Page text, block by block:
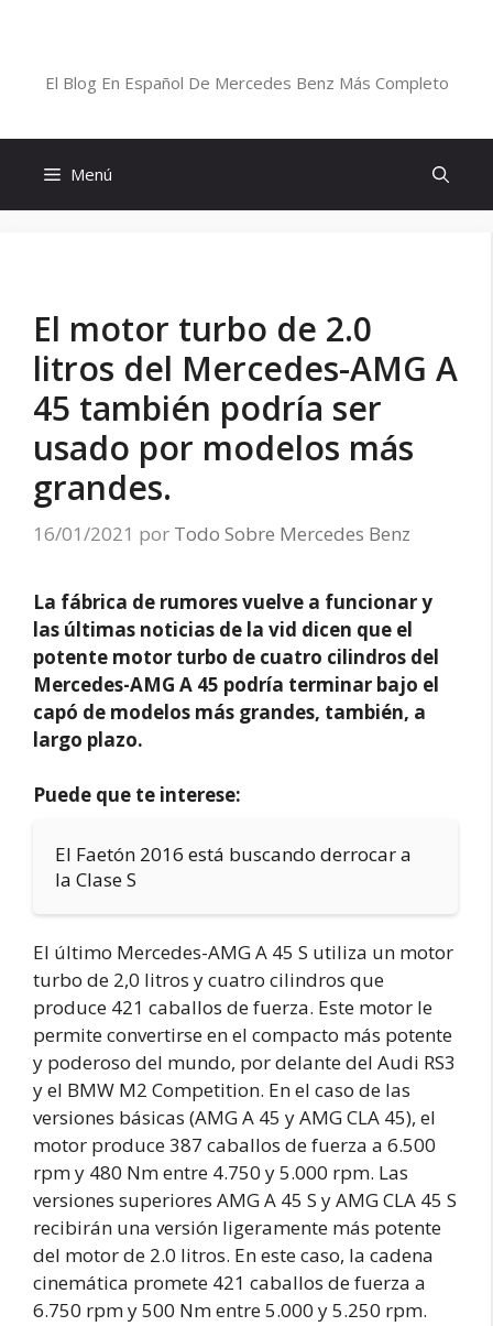
El Blog En Español De Mercedes Benz Más Completo
Menú
El motor turbo de 2.0
litros del Mercedes-AMG A
45 también podría ser
usado por modelos más
grandes.
16/01/2021 por Todo Sobre Mercedes Benz
La fábrica de rumores vuelve a funcionar y
las últimas noticias de la vid dicen que el
potente motor turbo de cuatro cilindros del
Mercedes-AMG A 45 podría terminar bajo el
capó de modelos más grandes, también, a
largo plazo.
Puede que te interese:
El Faetón 2016 está buscando derrocar a
la Clase S
El último Mercedes-AMG A 45 S utiliza un motor
turbo de 2,0 litros y cuatro cilindros que
produce 421 caballos de fuerza. Este motor le
permite convertirse en el compacto más potente
y poderoso del mundo, por delante del Audi RS3
y el BMW M2 Competition. En el caso de las
versiones básicas (AMG A 45 y AMG CLA 45), el
motor produce 387 caballos de fuerza a 6.500
rpm y 480 Nm entre 4.750 y 5.000 rpm. Las
versiones superiores AMG A 45 S y AMG CLA 45 S
recibirán una versión ligeramente más potente
del motor de 2.0 litros. En este caso, la cadena
cinemática promete 421 caballos de fuerza a
6.750 rpm y 500 Nm entre 5.000 y 5.250 rpm.